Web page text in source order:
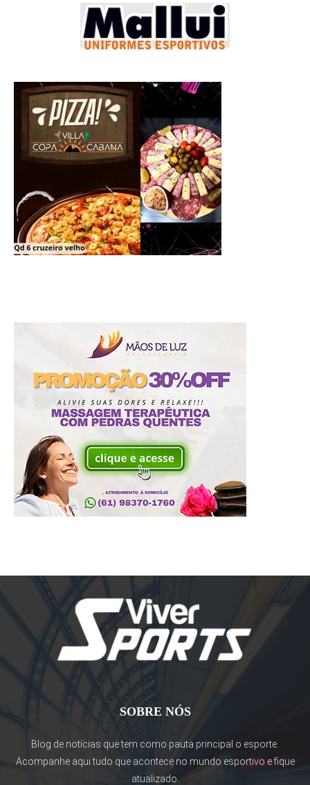
SOBRE NÓS
Blog de notícias que tem como pauta principal o esporte.
Acompanhe aqui tudo que acontece no mundo esportivo e fique
atualizado.